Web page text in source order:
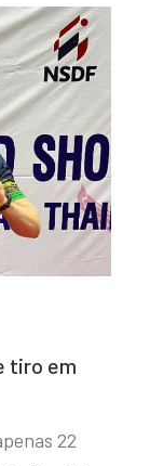
tiro em
22